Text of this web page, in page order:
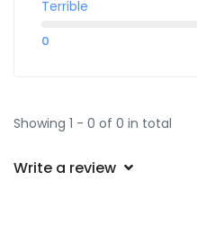
Terrible
0
Showing 1 - 0 of 0 in total
Write a review